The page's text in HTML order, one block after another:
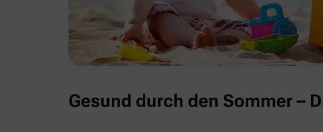
Gesund durch den Sommer –